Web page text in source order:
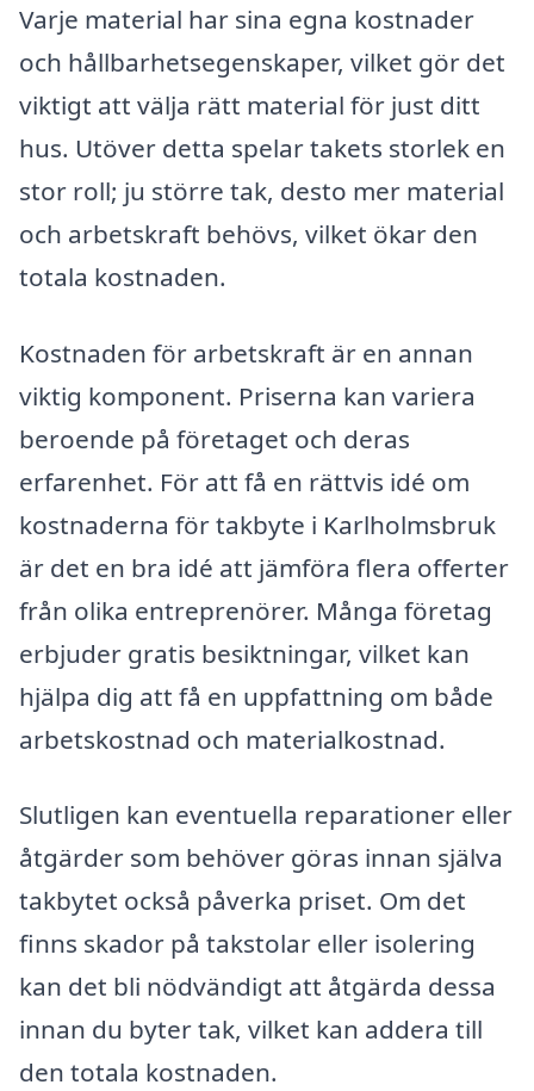
Varje material har sina egna kostnader
och hållbarhetsegenskaper, vilket gör det
viktigt att välja rätt material för just ditt
hus. Utöver detta spelar takets storlek en
stor roll; ju större tak, desto mer material
och arbetskraft behövs, vilket ökar den
totala kostnaden.
Kostnaden för arbetskraft är en annan
viktig komponent. Priserna kan variera
beroende på företaget och deras
erfarenhet. För att få en rättvis idé om
kostnaderna för takbyte i Karlholmsbruk
är det en bra idé att jämföra flera offerter
från olika entreprenörer. Många företag
erbjuder gratis besiktningar, vilket kan
hjälpa dig att få en uppfattning om både
arbetskostnad och materialkostnad.
Slutligen kan eventuella reparationer eller
åtgärder som behöver göras innan själva
takbytet också påverka priset. Om det
finns skador på takstolar eller isolering
kan det bli nödvändigt att åtgärda dessa
innan du byter tak, vilket kan addera till
den totala kostnaden.